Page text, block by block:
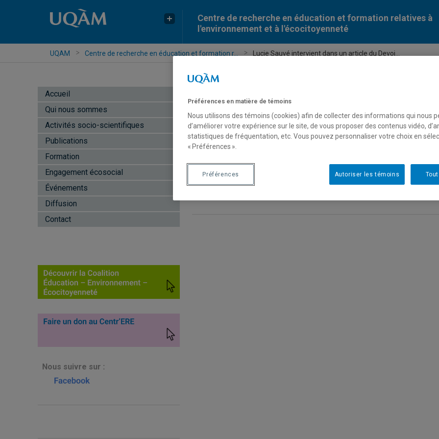
Centre de recherche en éducation et formation relatives à
l'environnement et à l'écocitoyenneté
UQAM Centre de recherche en éducation et formation r... Lucie Sauvé intervient dans un article du Devoi...
Accueil
Qui nous sommes
Activités socio-scientifiques
Publications
Formation
Engagement écosocial
Événements
Diffusion
Contact
Nous suivre sur :
Lucie Sauvé intervient dans un
parler d’environnement aux
Lucie Sauvé, professeure émérite au Département de didactique
intervient dans un article de Sébastien Tanguay intitulé : «
Pour lire l’article
Préférences en matière de témoins
Nous utilisons des témoins (cookies) afin de collecter des informations qui nous
d’améliorer votre expérience sur le site, de vous proposer des contenus vidéo,
statistiques de fréquentation, etc. Vous pouvez personnaliser votre choix en
« Préférences ».
Autoriser les témoins
Préférences